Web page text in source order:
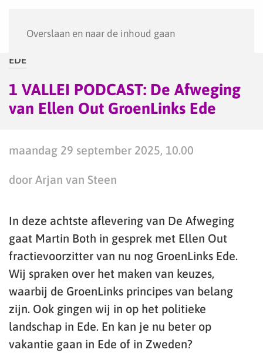
Overslaan en naar de inhoud gaan
EDE
1 VALLEI PODCAST: De Afweging
van Ellen Out GroenLinks Ede
maandag 29 september 2025, 10.00
door Arjan van Steen
In deze achtste aflevering van De Afweging
gaat Martin Both in gesprek met Ellen Out
fractievoorzitter van nu nog GroenLinks Ede.
Wij spraken over het maken van keuzes,
waarbij de GroenLinks principes van belang
zijn. Ook gingen wij in op het politieke
landschap in Ede. En kan je nu beter op
vakantie gaan in Ede of in Zweden?